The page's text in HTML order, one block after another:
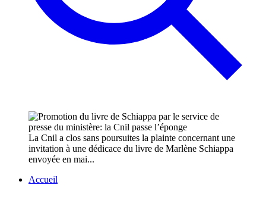
La Cnil a clos sans poursuites la plainte concernant une
invitation à une dédicace du livre de Marlène Schiappa
envoyée en mai...
Accueil